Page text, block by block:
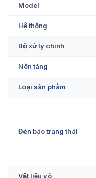
Model
Hệ thống
Bộ xử lý chính
Nền tảng
Loại sản phẩm
Đèn báo trạng thái
Vật liệu vỏ